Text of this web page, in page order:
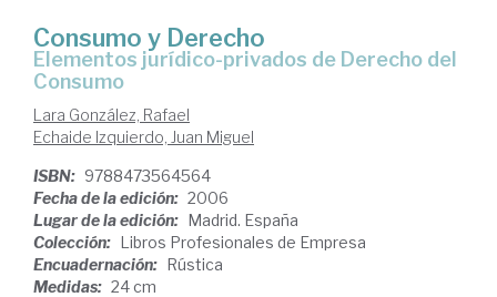
Consumo y Derecho
elementos jurídico-privados de Derecho del
Consumo
Lara González, Rafael
Echaide Izquierdo, Juan Miguel
ISBN: 9788473564564
Fecha de la edición: 2006
Lugar de la edición: Madrid. España
Colección: Libros Profesionales de Empresa
Encuadernación: Rústica
Medidas: 24 cm